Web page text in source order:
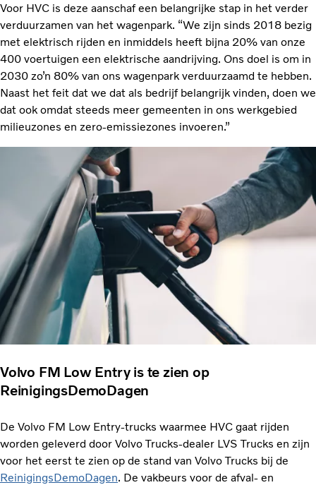
Voor HVC is deze aanschaf een belangrijke stap in het verder
verduurzamen van het wagenpark. “We zijn sinds 2018 bezig
met elektrisch rijden en inmiddels heeft bijna 20% van onze
400 voertuigen een elektrische aandrijving. Ons doel is om in
2030 zo’n 80% van ons wagenpark verduurzaamd te hebben.
Naast het feit dat we dat als bedrijf belangrijk vinden, doen we
dat ook omdat steeds meer gemeenten in ons werkgebied
milieuzones en zero-emissiezones invoeren.”
Volvo FM Low Entry is te zien op
ReinigingsDemoDagen
De Volvo FM Low Entry-trucks waarmee HVC gaat rijden
worden geleverd door Volvo Trucks-dealer LVS Trucks en zijn
voor het eerst te zien op de stand van Volvo Trucks bij de
ReinigingsDemoDagen. De vakbeurs voor de afval- en